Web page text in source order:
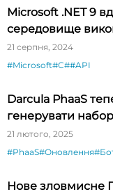
Microsoft .NET 9
середовище
21 серпня, 2024
#Microsoft#C##API
Darcula PhaaS
генерувати
бренду
21 лютого, 2025
#PhaaS#Оновлення
Нове зловмисне